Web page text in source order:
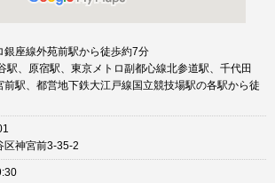
銀座線外苑前駅から徒歩約7分
駅、原宿駅、東京メトロ副都心線北参道駅、千代田
前駅、都営地下鉄大江戸線国立競技場駅の各駅から徒
区神宮前3-35-2